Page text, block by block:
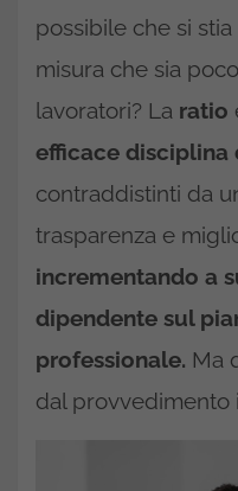
possibile che si
misura che sia
lavoratori? La ratio
efficace disciplina
contraddistinti da
trasparenza e
incrementando a
dipendente sul
professionale. Ma
dal provvedimento